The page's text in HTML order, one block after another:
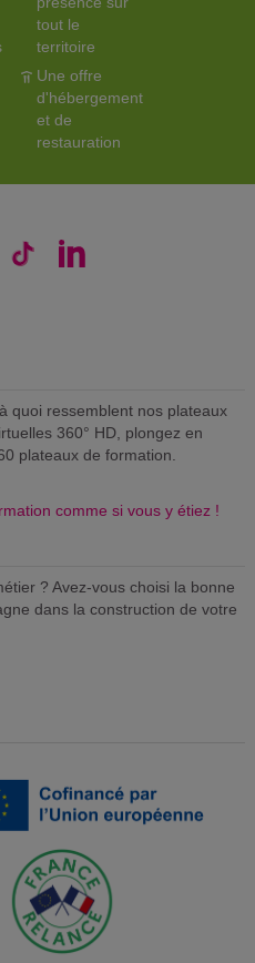
tout le
territoire
Une offre
d'hébergement
et de
restauration
quoi ressemblent nos plateaux
360° HD, plongez en
plateaux de formation.
comme si vous y étiez !
? Avez-vous choisi la bonne
dans la construction de votre